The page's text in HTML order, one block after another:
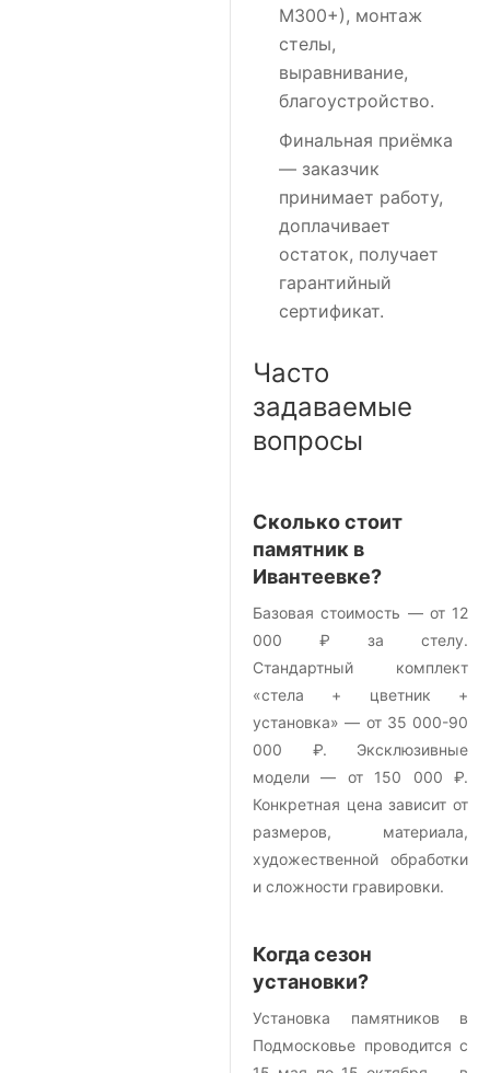
М300+), монтаж
стелы,
выравнивание,
благоустройство.
Финальная приёмка
— заказчик
принимает работу,
доплачивает
остаток, получает
гарантийный
сертификат.
Часто
задаваемые
вопросы
Сколько стоит
памятник в
Ивантеевке?
Базовая стоимость — от 12
000 ₽ за стелу.
Стандартный комплект
«стела + цветник +
установка» — от 35 000-90
000 ₽. Эксклюзивные
модели — от 150 000 ₽.
Конкретная цена зависит от
размеров, материала,
художественной обработки
и сложности гравировки.
Когда сезон
установки?
Установка памятников в
Подмосковье проводится с